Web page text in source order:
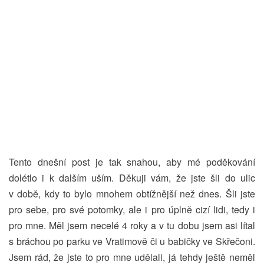
Tento dnešní post je tak snahou, aby mé poděkování
dolétlo i k dalším uším. Děkuji vám, že jste šli do ulic
v době, kdy to bylo mnohem obtížnější než dnes. Šli jste
pro sebe, pro své potomky, ale i pro úplně cizí lidi, tedy i
pro mne. Měl jsem necelé 4 roky a v tu dobu jsem asi lítal
s bráchou po parku ve Vratimově či u babičky ve Skřečoni.
Jsem rád, že jste to pro mne udělali, já tehdy ještě neměl